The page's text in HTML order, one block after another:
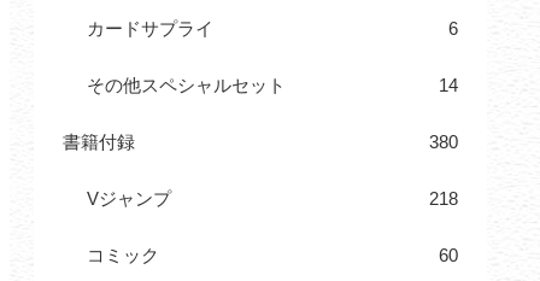
カードサプライ 6
その他スペシャルセット 14
書籍付録 380
Vジャンプ 218
コミック 60